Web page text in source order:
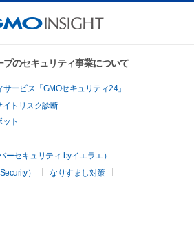
のセキュリティ事業について
ービス「GMOセキュリティ24」
イトリスク診断
ト
セキュリティ byイエラエ）
）
なりすまし対策